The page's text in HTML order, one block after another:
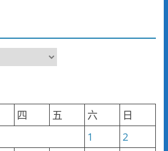
四 五 六
日
1
2